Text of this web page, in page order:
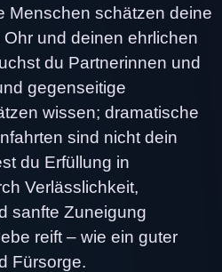
Menschen schätzen deine
und deinen ehrlichen
du Partnerinnen und
gegenseitige
wissen; dramatische
sind nicht dein
du Erfüllung in
Verlässlichkeit,
sanfte Zuneigung
reift – wie ein guter
Fürsorge.